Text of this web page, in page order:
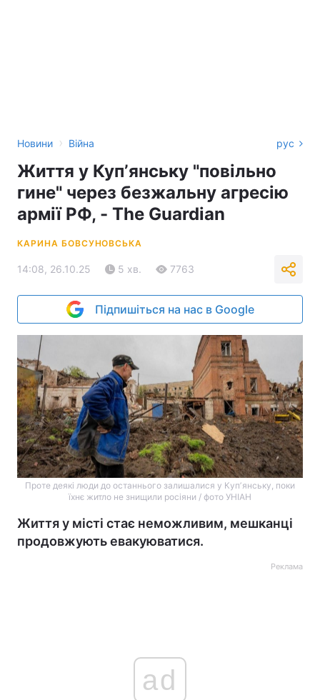
Новини › Війна рус
Життя у Купʼянську "повільно
гине" через безжальну агресію
армії РФ, - The Guardian
КАРИНА БОВСУНОВСЬКА
14:08, 26.10.25 5 хв. 7763
Підпишіться на нас в Google
Проте деякі люди до останнього залишалися у Купʼянську, поки
їхнє житло не знищили росіяни / фото УНІАН
Життя у місті стає неможливим, мешканці
продовжують евакуюватися.
Реклама
ad